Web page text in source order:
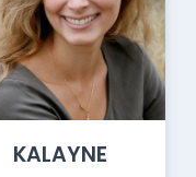
KALAYNE